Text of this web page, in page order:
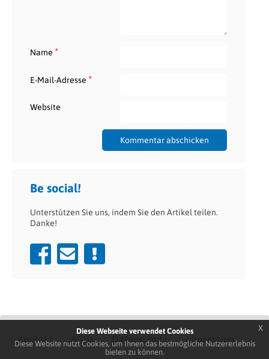
Name *
E-Mail-Adresse *
Website
Be social!
Unterstützen Sie uns, indem Sie den Artikel teilen.
Danke!
Kontakt AGBs Datenschutz Impressum
Diese Webseite verwendet Cookies
Diese Website nutzt Cookies, um Ihnen das bestmögliche Nutzererlebnis
bieten zu können.
x